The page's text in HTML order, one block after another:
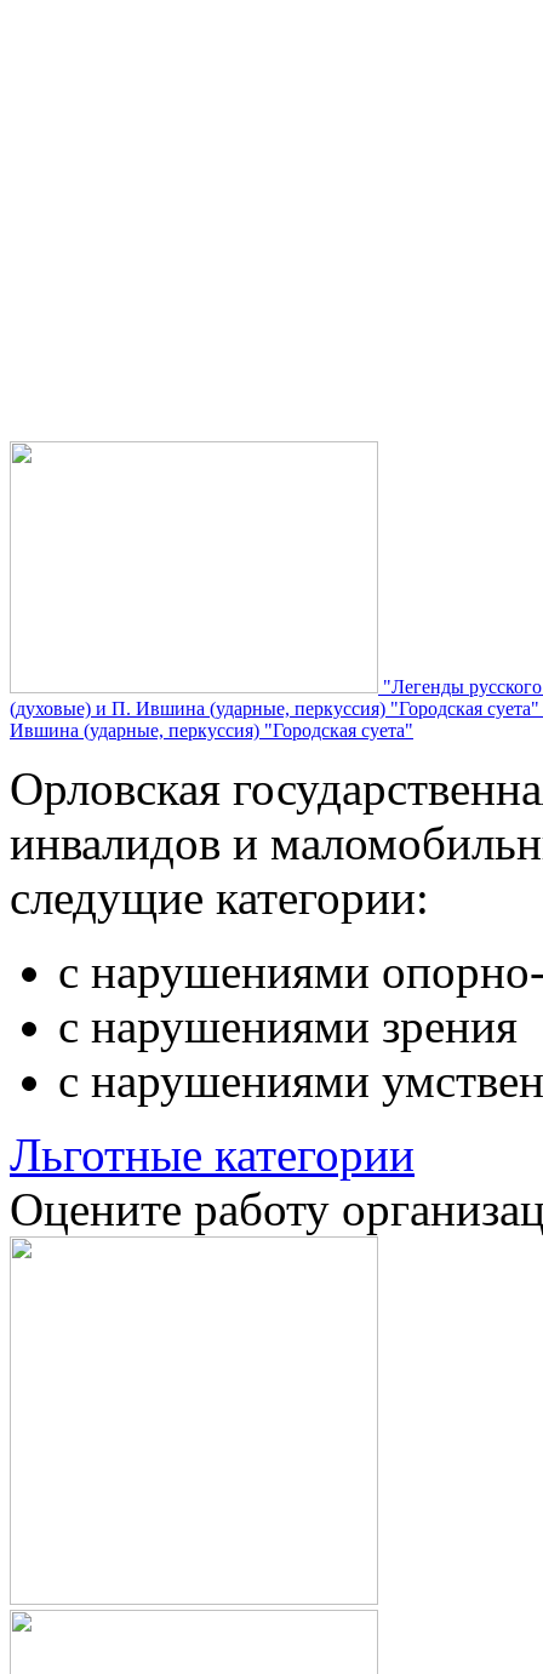
"Легенды
(духовые) и П. Ившина (ударные, перкуссия) "Городская суета"
Ившина (ударные, перкуссия) "Городская суета"
Орловская
инвалидов и
следущие категории:
с нарушениями опорно-
с нарушениями зрения
с нарушениями
Льготные категории
Оцените работу